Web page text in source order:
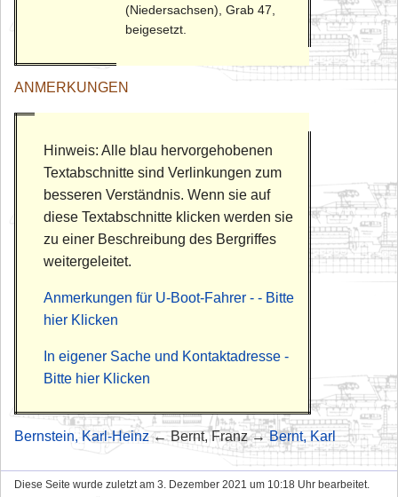
(Niedersachsen), Grab 47,
beigesetzt.
ANMERKUNGEN
Hinweis: Alle blau hervorgehobenen
Textabschnitte sind Verlinkungen zum
besseren Verständnis. Wenn sie auf
diese Textabschnitte klicken werden sie
zu einer Beschreibung des Bergriffes
weitergeleitet.
Anmerkungen für U-Boot-Fahrer - - Bitte
hier Klicken
In eigener Sache und Kontaktadresse -
Bitte hier Klicken
Bernstein, Karl-Heinz← Bernt, Franz →Bernt, Karl
Diese Seite wurde zuletzt am 3. Dezember 2021 um 10:18 Uhr bearbeitet.